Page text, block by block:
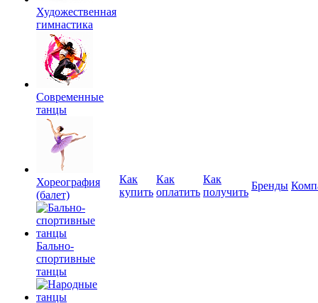
Художественная
гимнастика
Современные
танцы
Хореография
(балет)
Бально-
спортивные
танцы
Как
купить
Как
оплатить
Как
получить
Бренды